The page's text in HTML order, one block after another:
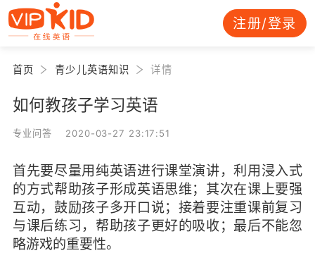
注册/登录
首页 青少儿英语知识 详情
如何教孩子学习英语
专业问答 2020-03-27 23:17:51
首先要尽量用纯英语进行课堂演讲，利用浸入式
的方式帮助孩子形成英语思维；其次在课上要强
互动，鼓励孩子多开口说；接着要注重课前复习
与课后练习，帮助孩子更好的吸收；最后不能忽
略游戏的重要性。